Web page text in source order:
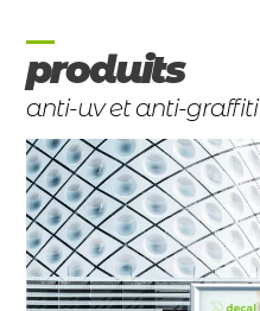
produits
anti-uv et anti-graffiti